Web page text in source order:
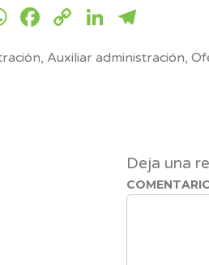
WhatsApp
Facebook
CopyLinkedIn
, Auxiliar administración,
Deja una